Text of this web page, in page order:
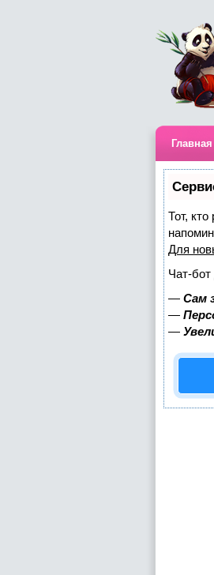
Главная
Тот,
Для
Чат-
— Сам
—
—